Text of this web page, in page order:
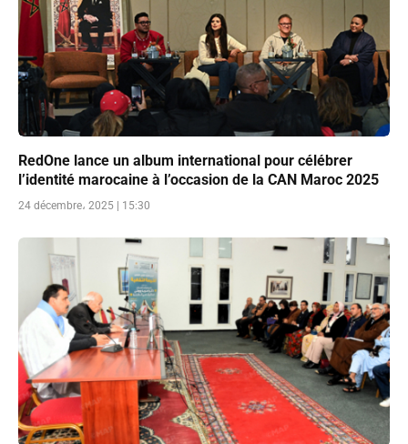
RedOne lance un album international pour célébrer
l’identité marocaine à l’occasion de la CAN Maroc 2025
24 décembre، 2025 | 15:30